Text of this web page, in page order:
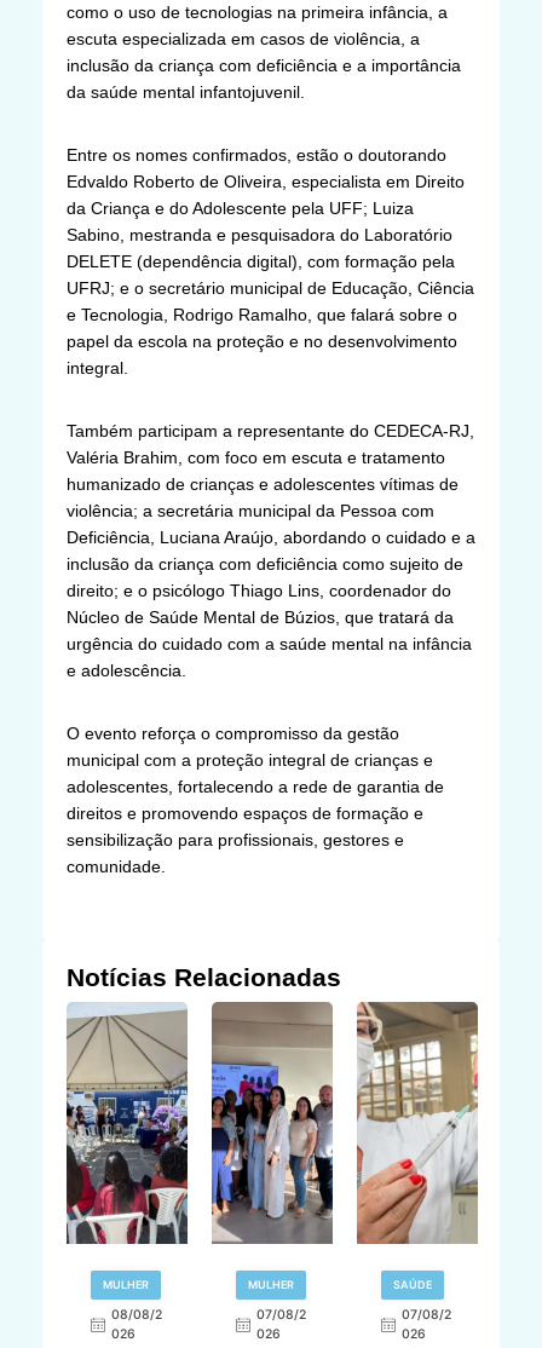
como o uso de tecnologias na primeira infância, a
escuta especializada em casos de violência, a
inclusão da criança com deficiência e a importância
da saúde mental infantojuvenil.
Entre os nomes confirmados, estão o doutorando
Edvaldo Roberto de Oliveira, especialista em Direito
da Criança e do Adolescente pela UFF; Luiza
Sabino, mestranda e pesquisadora do Laboratório
DELETE (dependência digital), com formação pela
UFRJ; e o secretário municipal de Educação, Ciência
e Tecnologia, Rodrigo Ramalho, que falará sobre o
papel da escola na proteção e no desenvolvimento
integral.
Também participam a representante do CEDECA-RJ,
Valéria Brahim, com foco em escuta e tratamento
humanizado de crianças e adolescentes vítimas de
violência; a secretária municipal da Pessoa com
Deficiência, Luciana Araújo, abordando o cuidado e a
inclusão da criança com deficiência como sujeito de
direito; e o psicólogo Thiago Lins, coordenador do
Núcleo de Saúde Mental de Búzios, que tratará da
urgência do cuidado com a saúde mental na infância
e adolescência.
O evento reforça o compromisso da gestão
municipal com a proteção integral de crianças e
adolescentes, fortalecendo a rede de garantia de
direitos e promovendo espaços de formação e
sensibilização para profissionais, gestores e
comunidade.
Notícias Relacionadas
MULHER
08/08/2
026
MULHER
07/08/2
026
SAÚDE
07/08/2
026